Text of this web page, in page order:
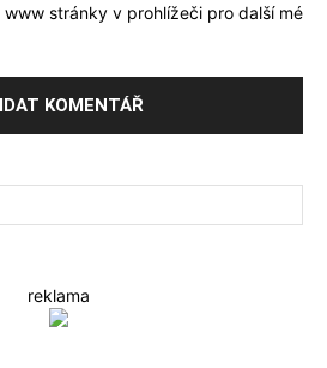
www stránky v prohlížeči pro další mé
reklama